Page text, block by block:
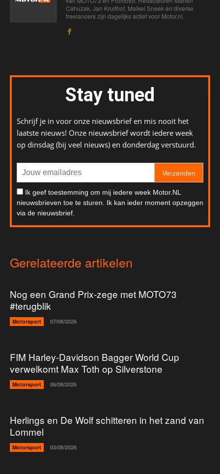
Cahuzak, Jan Kruithof, Maikel Sneek en diverse
freelancers zijn dagelijks actief voor Motor.nl.
Stay tuned
Schrijf je in voor onze nieuwsbrief en mis nooit het
laatste nieuws! Onze nieuwsbrief wordt iedere week
op dinsdag (bij veel nieuws) en donderdag verstuurd.
Verzenden
Ik geef toestemming om mij iedere week Motor.NL
nieuwsbrieven toe te sturen. Ik kan ieder moment opzeggen
via de nieuwsbrief.
Gerelateerde artikelen
Nog een Grand Prix-zege met MOTO73
#terugblik
Motorsport 07/08/2026
FIM Harley-Davidson Bagger World Cup
verwelkomt Max Toth op Silverstone
Motorsport 06/08/2026
Herlings en De Wolf schitteren in het zand van
Lommel
Motorsport 03/08/2026